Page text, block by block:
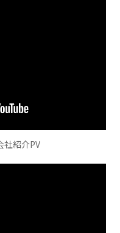
社紹介PV